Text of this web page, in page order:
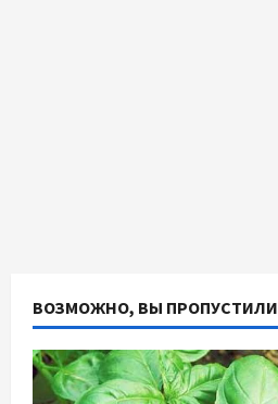
ВОЗМОЖНО, ВЫ ПРОПУСТИЛИ